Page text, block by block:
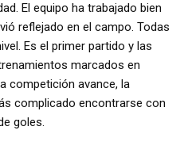
El equipo ha trabajado bien
reflejado en el campo. Todas
Es el primer partido y las
marcados en
competición avance, la
complicado encontrarse con
goles.